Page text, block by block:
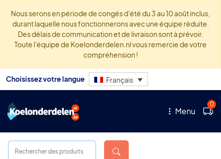
Nous serons en période de congés d'été du 3 au 10 août inclus,
durant laquelle nous fonctionnerons avec une équipe réduite.
Des délais de communication et de livraison sont à prévoir.
Toute l'équipe de Koelonderdelen.nl vous remercie de votre
compréhension !
Choisissez votre langue Français
Menu
0